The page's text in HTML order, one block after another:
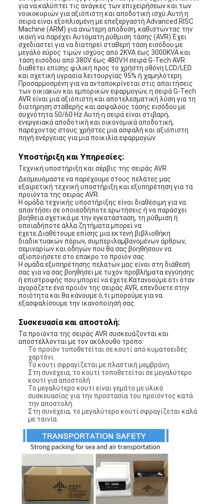
για να καλύπτει τις ανάγκες των επιχειρήσεων και των
νοικοκυριών για αξιόπιστη και αποδοτική ισχύ.Αυτή η
σειρά είναι εξοπλισμένη με επεξεργαστή Advanced RISC
Machine (ARM) για ανώτερη απόδοση, καθιστώντας την
ικανή να παρέχει Αυτόματη ρύθμιση τάσης (AVR).Έχει
σχεδιαστεί για να διατηρεί σταθερή τάση εισόδου με
μεγάλο εύρος τιμών ισχύος από 2KVA έως 3000KVA και
τάση εισόδου από 380V έως 480V.Η σειρά G-Tech AVR
διαθέτει επίσης φιλική προς το χρήστη οθόνη LCD/LED
και σχετική υγρασία λειτουργίας 95% ή χαμηλότερη.
Προσαρμοσμένη για να ανταποκρίνεται στις απαιτήσεις
των οικιακών και εμπορικών εφαρμογών, η σειρά G-Tech
AVR είναι μια αξιόπιστη και αποτελεσματική λύση για τη
διατήρηση σταθερής και ασφαλούς τάσης εισόδου με
συχνότητα 50/60 Hz.Αυτή η σειρά είναι στιβαρή,
ενεργειακά αποδοτική και οικονομικά αποδοτική,
παρέχοντας στους χρήστες μια ασφαλή και αξιόπιστη
πηγή ενέργειας για μια ποικιλία εφαρμογών.
Υποστήριξη και Υπηρεσίες:
Τεχνική υποστήριξη και σέρβις της σειράς AVR
Δεσμευόμαστε να παρέχουμε στους πελάτες μας
εξαιρετική τεχνική υποστήριξη και εξυπηρέτηση για τα
προϊόντα της σειράς AVR.
Η ομάδα τεχνικής υποστήριξης είναι διαθέσιμη για να
απαντήσει σε οποιεσδήποτε ερωτήσεις ή να παράσχει
βοήθεια σχετικά με την εγκατάσταση, τη ρύθμιση ή
οποιαδήποτε άλλα ζητήματα μπορεί να
έχετε.Διαθέτουμε επίσης μια εκτενή βιβλιοθήκη
διαδικτυακών πόρων, συμπεριλαμβανομένων άρθρων,
σεμιναρίων και οδηγών που θα σας βοηθήσουν να
αξιοποιήσετε στο έπακρο το προϊόν σας.
Η ομάδα εξυπηρέτησης πελατών μας είναι στη διάθεσή
σας για να σας βοηθήσει με τυχόν προβλήματα εγγύησης
ή επιστροφής που μπορεί να έχετε.Κατανοούμε ότι όταν
αγοράζετε ένα προϊόν της σειράς AVR, επενδύετε στην
ποιότητα και θα κάνουμε ό,τι μπορούμε για να
εξασφαλίσουμε την ικανοποίησή σας.
Συσκευασία και αποστολή:
Τα προϊόντα της σειράς AVR συσκευάζονται και
αποστέλλονται με τον ακόλουθο τρόπο:
Το προϊόν τοποθετείται σε κουτί από κυματοειδές
χαρτόνι.
Το κουτί σφραγίζεται με πλαστική μεμβράνη.
Στη συνέχεια, το κουτί τοποθετείται σε μεγαλύτερο
κουτί για αποστολή.
Το μεγαλύτερο κουτί είναι γεμάτο με υλικό
συσκευασίας για την προστασία του προϊόντος κατά
την αποστολή.
Στη συνέχεια, το μεγαλύτερο κουτί σφραγίζεται καλά
με ταινία.